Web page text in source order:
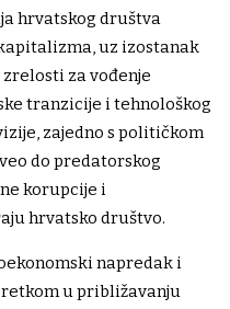
hrvatskog društva
uz izostanak
za vođenje
tranzicije i tehnološkog
zajedno s političkom
do predatorskog
korupcije i
hrvatsko društvo.
napredak i
u približavanju